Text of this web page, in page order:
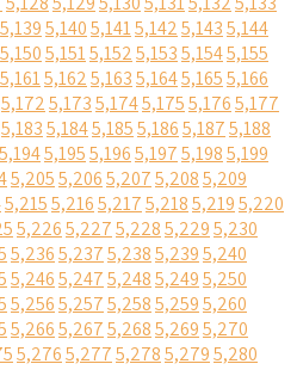
5,1395,1405,1415,1425,1435,144
5,1505,1515,1525,1535,1545,155
5,1615,1625,1635,1645,1655,166
5,1725,1735,1745,1755,1765,177
5,1835,1845,1855,1865,1875,188
5,1945,1955,1965,1975,1985,199
5,2055,2065,2075,2085,209
5,2155,2165,2175,2185,2195,220
5,2265,2275,2285,2295,230
5,2365,2375,2385,2395,240
5,2465,2475,2485,2495,250
5,2565,2575,2585,2595,260
5,2665,2675,2685,2695,270
5,2765,2775,2785,2795,280